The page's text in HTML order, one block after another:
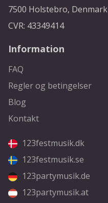
7500 Holstebro, Denmark
CVR: 43349414
Information
FAQ
Regler og betingelser
Blog
Kontakt
123festmusik.dk
123festmusik.se
123partymusik.de
123partymusik.at